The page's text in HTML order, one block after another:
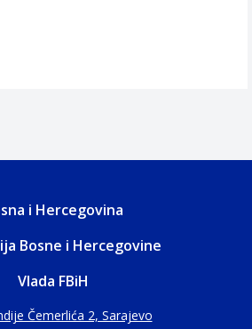
i Hercegovina
Bosne i Hercegovine
Vlada FBiH
Čemerlića 2, Sarajevo